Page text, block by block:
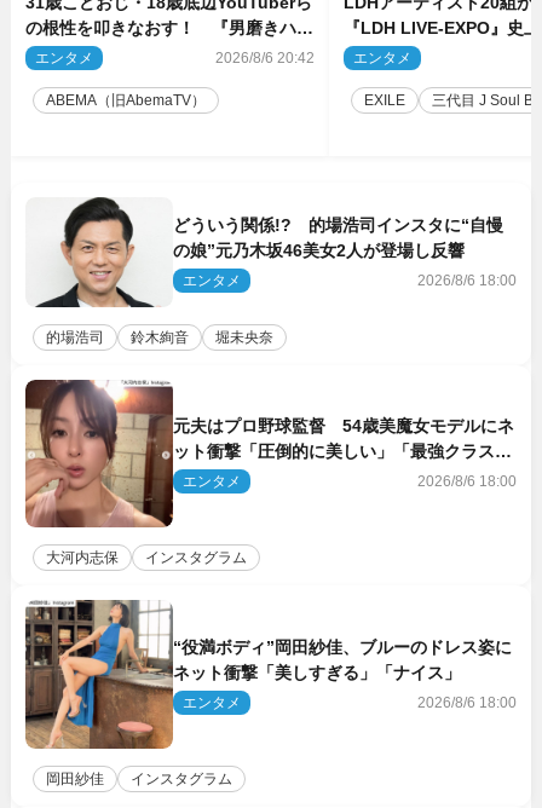
の根性を叩きなおす！ 『男磨きハウ
ス』第2弾コーチ陣発表
エンタメ 2026/8/6 20:42
ABEMA（旧AbemaTV）
『LDH LIVE‐EXPO』史
技場で開催決定
エンタメ
EXILE 三代目 J Soul
どういう関係!? 的場浩司インスタに“自慢
の娘”元乃木坂46美女2人が登場し反響
エンタメ 2026/8/6 18:00
的場浩司 鈴木絢音 堀未央奈
元夫はプロ野球監督 54歳美魔女モデルにネ
ット衝撃「圧倒的に美しい」「最強クラス」
「うっとり」
エンタメ 2026/8/6 18:00
大河内志保 インスタグラム
“役満ボディ”岡田紗佳、ブルーのドレス姿に
ネット衝撃「美しすぎる」「ナイス」
エンタメ 2026/8/6 18:00
岡田紗佳 インスタグラム